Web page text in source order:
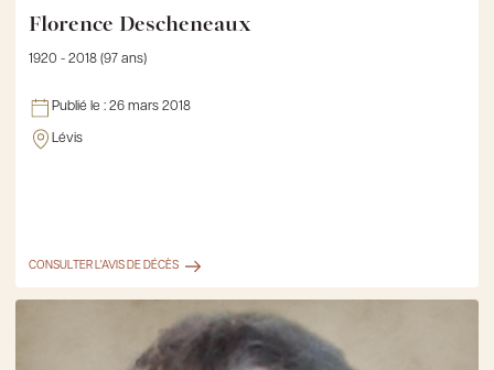
Florence Descheneaux
1920 - 2018 (97 ans)
Publié le : 26 mars 2018
Lévis
CONSULTER L'AVIS DE DÉCÈS